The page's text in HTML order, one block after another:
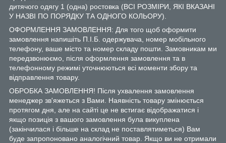
дитячого одягу 1 (одна) ростовка (ВСІ РОЗМІРИ, ЯКІ ВКАЗАНІ
У НАЗВІ ПО ПОРЯДКУ ТА ОДНОГО КОЛЬОРУ).
ОФОРМЛЕННЯ ЗАМОВЛЕННЯ: Для того щоб оформити
замовлення напишіть П.І.Б. одержувача, номер мобільного
телефону, ваше місто та номер складу пошти. Замовникам ми
передзвонюємо, після оформлення замовлення та в
телефонному режимі уточнюються всі моменти збору та
відправлення товару.
ОБРОБКА ЗАМОВЛЕННЯ! Після ухвалення замовлення
менеджер зв'яжеться з Вами. Наявність товару змінюється
протягом дня, але на сайті це не встигає відображатися і
якщо позиція з вашого замовлення була викуплена
(закінчилася і більше на склад не поставлятиметься) Вам
буде запропоновано аналогічний товар. Якщо ви не отримали